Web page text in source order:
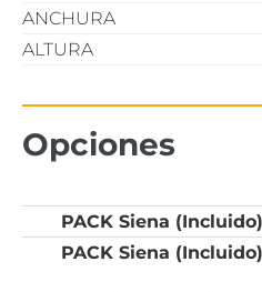
ANCHURA
ALTURA
Opciones
PACK Siena
PACK Siena (